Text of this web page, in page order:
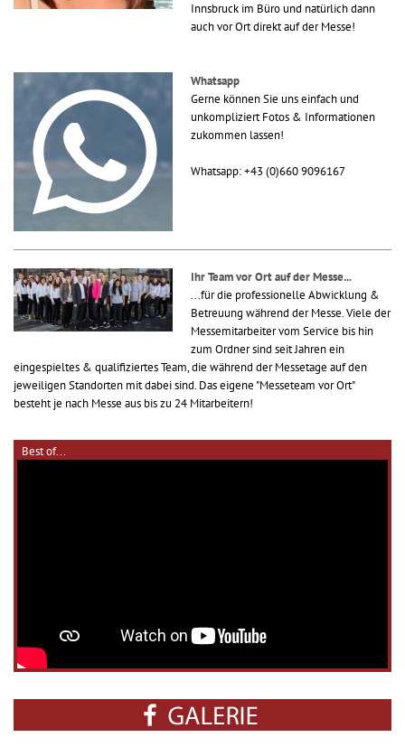
Innsbruck im Büro und natürlich dann
auch vor Ort direkt auf der Messe!
Whatsapp
Gerne können Sie uns einfach und
unkompliziert Fotos & Informationen
zukommen lassen!
Whatsapp: +43 (0)660 9096167
Ihr Team vor Ort auf der Messe...
...für die professionelle Abwicklung &
Betreuung während der Messe. Viele der
Messemitarbeiter vom Service bis hin
zum Ordner sind seit Jahren ein
eingespieltes & qualifiziertes Team, die während der Messetage auf den
jeweiligen Standorten mit dabei sind. Das eigene "Messeteam vor Ort"
besteht je nach Messe aus bis zu 24 Mitarbeitern!
Best of...